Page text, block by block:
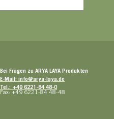
Bei Fragen zu ARYA LAYA Produkten
E-Mail: info@arya-laya.de
Tel.: +49 6221-84 48-0
Fax: +49 6221-84 48-48